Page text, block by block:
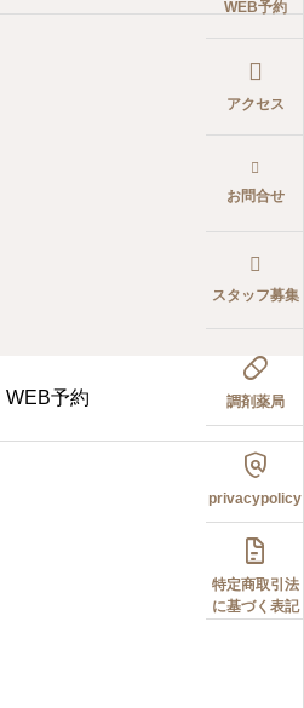
WEB予約
アクセス
お問合せ
スタッフ募集

調剤薬局

privacypolicy

特定商取引法
に基づく表記
WEB予約